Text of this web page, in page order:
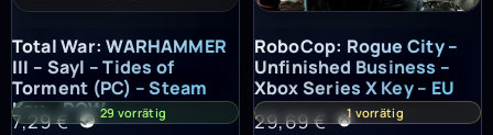
Total War: WARHAMMER III – Sayl – Tides of Torment (PC) –
Total War: WARHAMMER
III – Sayl – Tides of
Torment (PC) – Steam
Key – ROW
7,29€ 29 vorrätig
RoboCop: Rogue City –
RoboCop: Rogue City –
Unfinished Business –
Xbox Series X Key – EU
29,69€ 1 vorrätig